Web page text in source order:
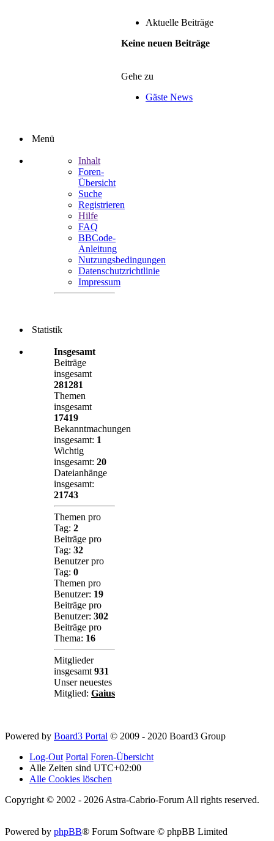
Aktuelle Beiträge
Keine neuen Beiträge
Gehe zu
Gäste News
Menü
Inhalt
Foren-
Übersicht
Suche
Registrieren
Hilfe
FAQ
BBCode-
Anleitung
Nutzungsbedingungen
Datenschutzrichtlinie
Impressum
Statistik
Insgesamt
Beiträge
insgesamt
281281
Themen
insgesamt
17419
Bekanntmachungen
insgesamt: 1
Wichtig
insgesamt: 20
Dateianhänge
insgesamt:
21743
Themen pro
Tag: 2
Beiträge pro
Tag: 32
Benutzer pro
Tag: 0
Themen pro
Benutzer: 19
Beiträge pro
Benutzer: 302
Beiträge pro
Thema: 16
Mitglieder
insgesamt931
Unser neuestes
Mitglied: Gaius
Powered by Board3 Portal © 2009 - 2020 Board3 Group
Log-Out Portal Foren-Übersicht
Alle Zeiten sind UTC+02:00
Alle Cookies löschen
Copyright © 2002 - 2026 Astra-Cabrio-Forum All rights reserved.
Powered by phpBB® Forum Software © phpBB Limited